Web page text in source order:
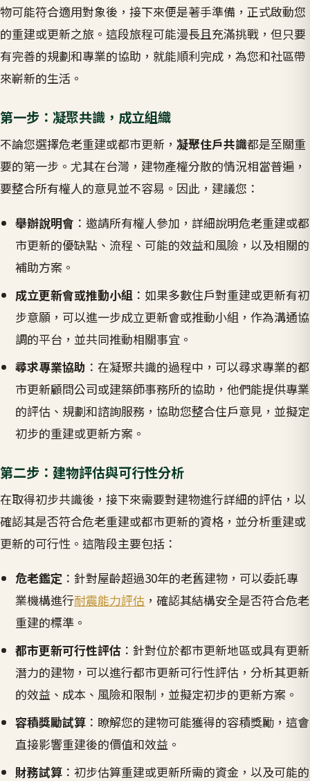
物可能符合適用對象後，接下來便是著手準備，正式啟動您
的重建或更新之旅。這段旅程可能漫長且充滿挑戰，但只要
有完善的規劃和專業的協助，就能順利完成，為您和社區帶
來嶄新的生活。
第一步：凝聚共識，成立組織
不論您選擇危老重建或都市更新， 凝聚住戶共識都是至關重
要的第一步。尤其在台灣，建物產權分散的情況相當普遍，
要整合所有權人的意見並不容易。因此，建議您：
舉辦說明會 ：邀請所有權人參加，詳細說明危老重建或都
市更新的優缺點、流程、可能的效益和風險，以及相關的
補助方案。
成立更新會或推動小組 ：如果多數住戶對重建或更新有初
步意願，可以進一步成立更新會或推動小組，作為溝通協
調的平台，並共同推動相關事宜。
尋求專業協助 ：在凝聚共識的過程中，可以尋求專業的都
市更新顧問公司或建築師事務所的協助，他們能提供專業
的評估、規劃和諮詢服務，協助您整合住戶意見，並擬定
初步的重建或更新方案。
第二步：建物評估與可行性分析
在取得初步共識後，接下來需要對建物進行詳細的評估，以
確認其是否符合危老重建或都市更新的資格，並分析重建或
更新的可行性。這階段主要包括：
危老鑑定 ：針對屋齡超過30年的老舊建物，可以委託專
業機構進行耐震能力評估 ，確認其結構安全是否符合危老
重建的標準。
都市更新可行性評估 ：針對位於都市更新地區或具有更新
潛力的建物，可以進行都市更新可行性評估，分析其更新
的效益、成本、風險和限制，並擬定初步的更新方案。
容積獎勵試算 ：瞭解您的建物可能獲得的容積獎勵，這會
直接影響重建後的價值和效益。
財務試算 ：初步估算重建或更新所需的資金，以及可能的